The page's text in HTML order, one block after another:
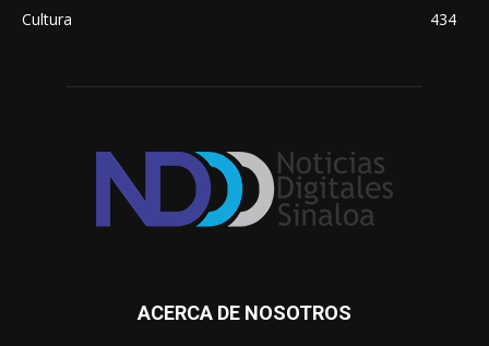
Cultura
434
ACERCA DE NOSOTROS